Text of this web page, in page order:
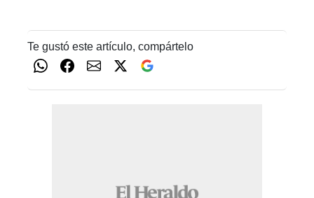
Te gustó este artículo, compártelo